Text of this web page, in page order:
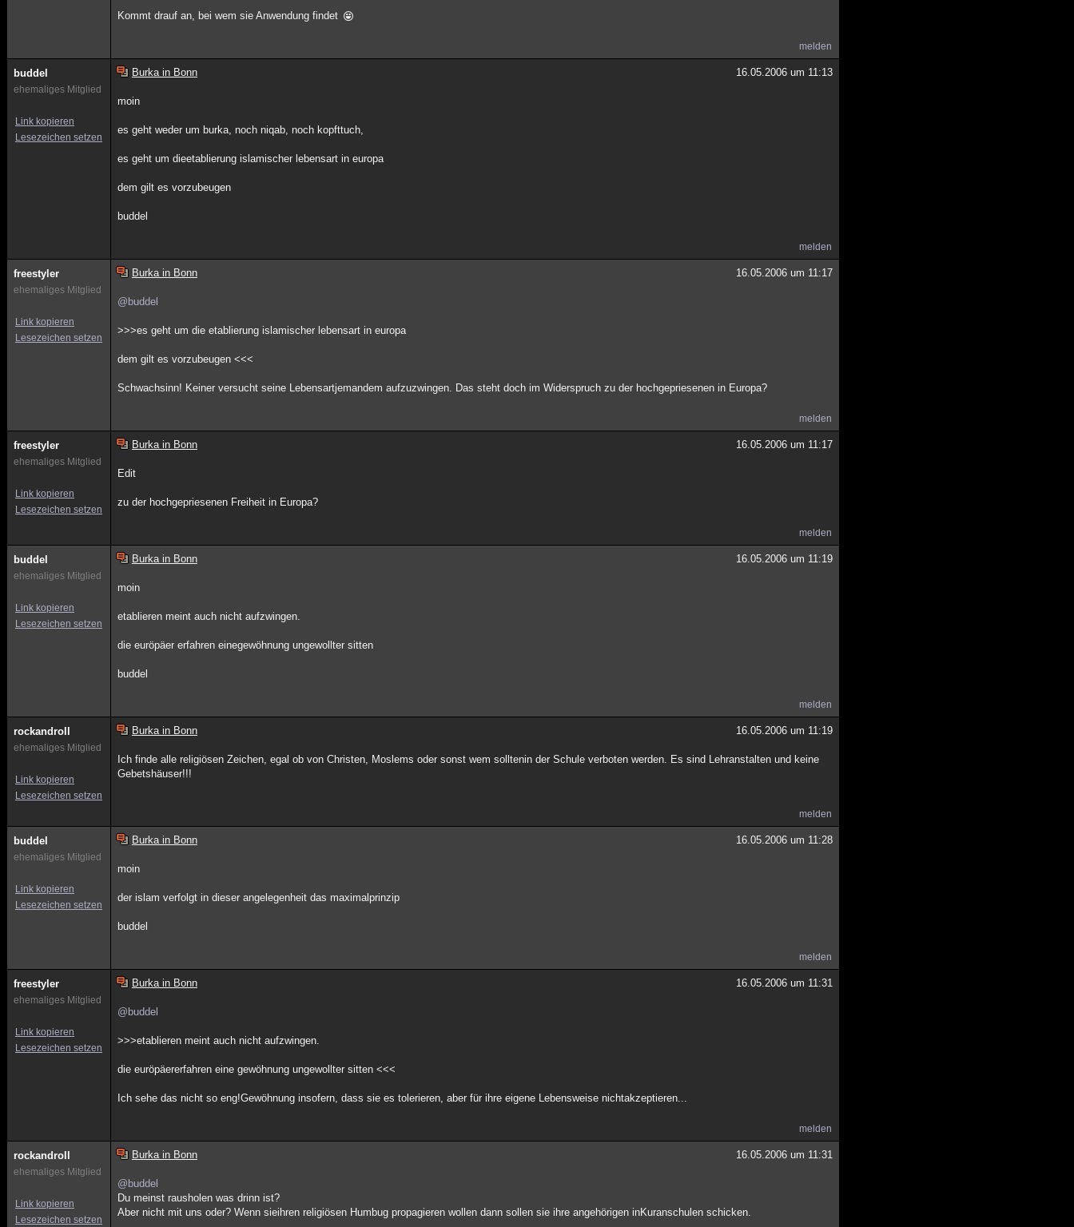
Kommt drauf an, bei wem sie Anwendung findet
melden
buddel
ehemaliges Mitglied
Link kopieren
Lesezeichen setzen
Burka in Bonn 16.05.2006 um 11:13
moin
es geht weder um burka, noch niqab, noch kopfttuch,
es geht um dieetablierung islamischer lebensart in europa
dem gilt es vorzubeugen
buddel
melden
freestyler
ehemaliges Mitglied
Link kopieren
Lesezeichen setzen
Burka in Bonn 16.05.2006 um 11:17
@buddel
>>>es geht um die etablierung islamischer lebensart in europa
dem gilt es vorzubeugen <<<
Schwachsinn! Keiner versucht seine Lebensartjemandem aufzuzwingen. Das steht doch im Widerspruch zu der hochgepriesenen in Europa?
melden
freestyler
ehemaliges Mitglied
Link kopieren
Lesezeichen setzen
Burka in Bonn 16.05.2006 um 11:17
Edit
zu der hochgepriesenen Freiheit in Europa?
melden
buddel
ehemaliges Mitglied
Link kopieren
Lesezeichen setzen
Burka in Bonn 16.05.2006 um 11:19
moin
etablieren meint auch nicht aufzwingen.
die euröpäer erfahren einegewöhnung ungewollter sitten
buddel
melden
rockandroll
ehemaliges Mitglied
Link kopieren
Lesezeichen setzen
Burka in Bonn 16.05.2006 um 11:19
Ich finde alle religiösen Zeichen, egal ob von Christen, Moslems oder sonst wem solltenin der Schule verboten werden. Es sind Lehranstalten und keine
Gebetshäuser!!!
melden
buddel
ehemaliges Mitglied
Link kopieren
Lesezeichen setzen
Burka in Bonn 16.05.2006 um 11:28
moin
der islam verfolgt in dieser angelegenheit das maximalprinzip
buddel
melden
freestyler
ehemaliges Mitglied
Link kopieren
Lesezeichen setzen
Burka in Bonn 16.05.2006 um 11:31
@buddel
>>>etablieren meint auch nicht aufzwingen.
die euröpäererfahren eine gewöhnung ungewollter sitten <<<
Ich sehe das nicht so eng!Gewöhnung insofern, dass sie es tolerieren, aber für ihre eigene Lebensweise nichtakzeptieren...
melden
rockandroll
ehemaliges Mitglied
Link kopieren
Lesezeichen setzen
Burka in Bonn 16.05.2006 um 11:31
@buddel
Du meinst rausholen was drinn ist?
Aber nicht mit uns oder? Wenn sieihren religiösen Humbug propagieren wollen dann sollen sie ihre angehörigen inKuranschulen schicken.